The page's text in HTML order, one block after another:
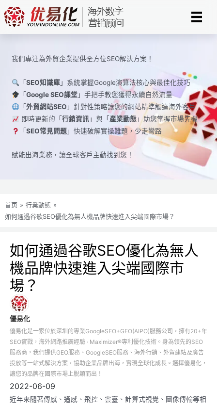
Skip
to
content
我們專注為外貿企業提供全方位SEO解決方案！
「 SEO知識庫」系統掌握Google演算法核心與最佳化技巧
「 Google SEO課堂」手把手教您獲得永續自然流量
「 外貿網站SEO 」針對性策略讓您的網站精準觸達海外客戶
即時更新的「 行銷資訊」與「 產業動態」助您掌握市場先機
「 SEO常見問題」快速破解實操難題，少走彎路
賦能出海業務，讓全球​​客戶主動找到您！
首页 » 行業動態 »
如何通過谷歌SEO優化為無人機品牌快速進入尖端國際市場？
如何通過谷歌SEO優化為無人
機品牌快速進入尖端國際市
場？
優易化
優易化是一家位於深圳的專業GoogleSEO+GEO(AIPO)服務公司，擁有20+年
SEO實戰，海外網路推廣經驗 · Maximizer®專利優化技術。身為領先的SEO
服務商，我們提供GEO服務、GoogleSEO服務、海外行銷、外貿建站及廣告
投放等一站式解決方案，協助企業品牌出海，實現全球化成長。選擇優易化，
讓您的品牌在國際市場上脫穎而出！
2022-06-09
近年來隨著傳感、遙感、飛控、雲臺、計算式視覺、圖像傳輸等相